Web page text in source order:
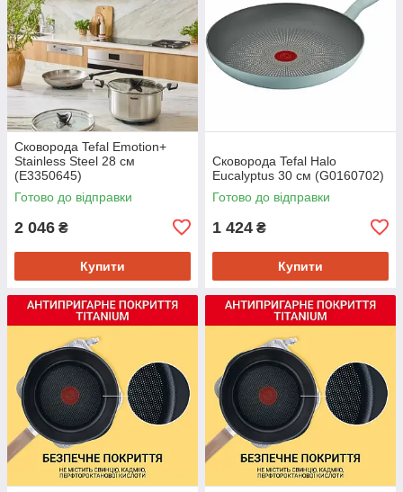
Сковорода Tefal Emotion+
Stainless Steel 28 см
(E3350645)
Готово до відправки
2 046 ₴
Купити
Сковорода Tefal Halo
Eucalyptus 30 см (G0160702)
Готово до відправки
1 424 ₴
Купити